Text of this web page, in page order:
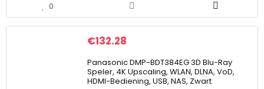
0
€132.28
Panasonic DMP-BDT384EG 3D Blu-Ray
Speler, 4K Upscaling, WLAN, DLNA, VoD,
HDMI-Bediening, USB, NAS, Zwart